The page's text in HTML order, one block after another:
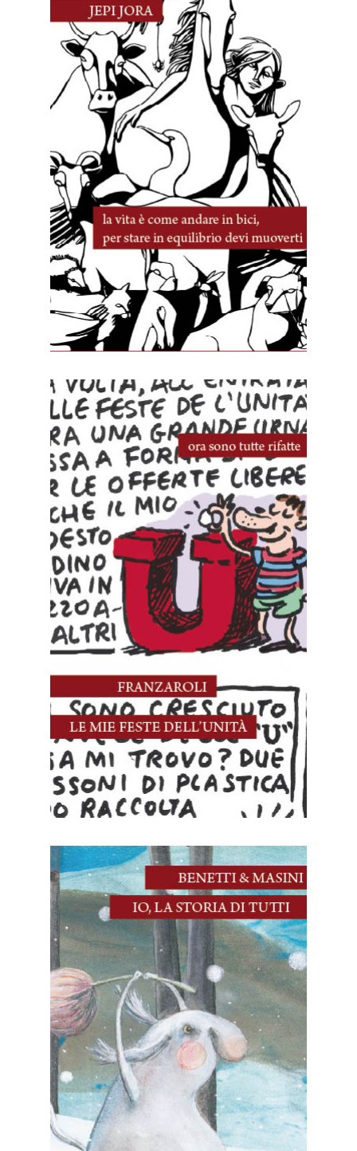
9 Dicembre, 2024
10 Novembre, 2024
Le mie feste dell’Unità
10 Novembre, 2024
IO, la storia di tutti